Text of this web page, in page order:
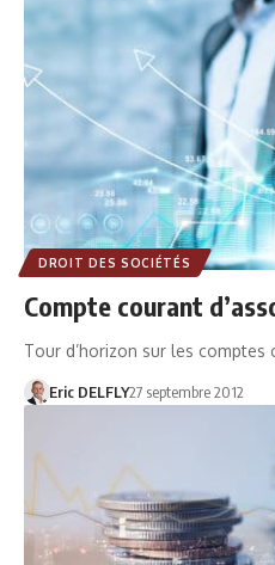
DROIT DES SOCIÉTÉS
Compte courant
Tour d’horizon sur les comptes
Eric DELFLY27 septembre 2012